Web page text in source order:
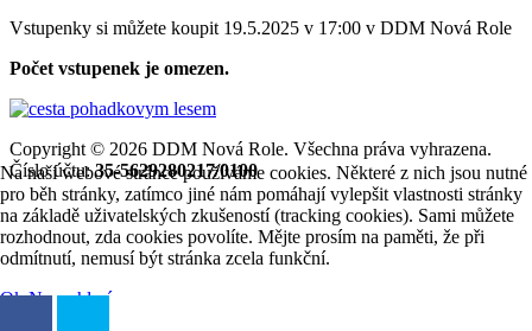
Vstupenky si můžete koupit 19.5.2025 v 17:00 v DDM Nová Role
Počet vstupenek je omezen.
Copyright © 2026 DDM Nová Role. Všechna práva vyhrazena.
Číslo účtu:35-5629280217/0100
Na naší webové stránce používáme cookies. Některé z nich jsou nutné
pro běh stránky, zatímco jiné nám pomáhají vylepšit vlastnosti stránky
na základě uživatelských zkušeností (tracking cookies). Sami můžete
rozhodnout, zda cookies povolíte. Mějte prosím na paměti, že při
odmítnutí, nemusí být stránka zcela funkční.
Ok Nesouhlasím